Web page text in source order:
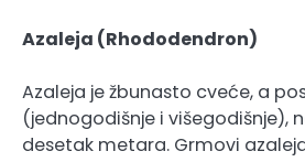
Azaleja (Rhododendron)
Azaleja je žbunasto cveće, a
(jednogodišnje i višegodišnje),
desetak metara. Grmovi